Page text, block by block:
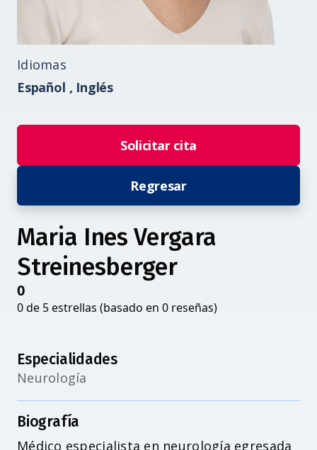
Accesibilidad
Idiomas
Español , Inglés
Solicitar cita
Regresar
Maria Ines Vergara
Streinesberger
0
0 de 5 estrellas (basado en 0 reseñas)
Especialidades
Neurología
Biografía
Médico especialista en neurología egresada